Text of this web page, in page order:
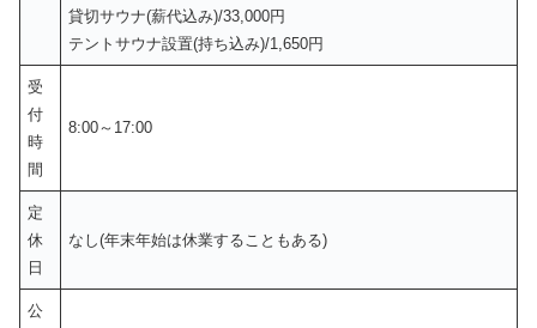
貸切サウナ(薪代込み)/33,000円
テントサウナ設置(持ち込み)/1,650円
受
付
時
間
8:00～17:00
定
休
日
なし(年末年始は休業することもある)
公